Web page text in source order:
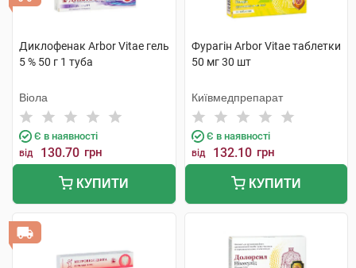
Диклофенак Arbor Vitae гель
5 % 50 г 1 туба
Віола
Є в наявності
від 130.70 грн
КУПИТИ
Фурагін Arbor Vitae таблетки
50 мг 30 шт
Київмедпрепарат
Є в наявності
від 132.10 грн
КУПИТИ